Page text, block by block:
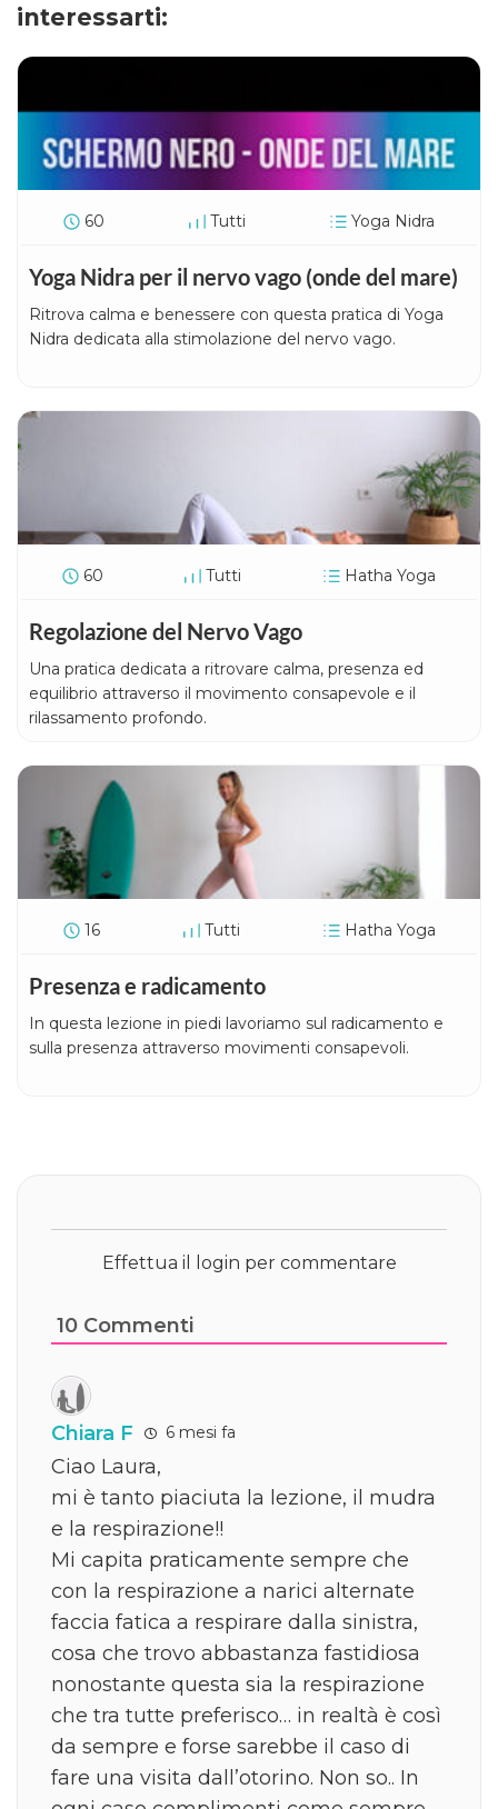
interessarti:
60 Tutti Yoga Nidra
Yoga Nidra per il nervo vago (onde del mare)
Ritrova calma e benessere con questa pratica di Yoga
Nidra dedicata alla stimolazione del nervo vago.
60 Tutti Hatha Yoga
Regolazione del Nervo Vago
Una pratica dedicata a ritrovare calma, presenza ed
equilibrio attraverso il movimento consapevole e il
rilassamento profondo.
16 Tutti Hatha Yoga
Presenza e radicamento
In questa lezione in piedi lavoriamo sul radicamento e
sulla presenza attraverso movimenti consapevoli.
Effettua il login per commentare
10 Commenti
Chiara F 6 mesi fa
Ciao Laura,
mi è tanto piaciuta la lezione, il mudra
e la respirazione!!
Mi capita praticamente sempre che
con la respirazione a narici alternate
faccia fatica a respirare dalla sinistra,
cosa che trovo abbastanza fastidiosa
nonostante questa sia la respirazione
che tra tutte preferisco… in realtà è così
da sempre e forse sarebbe il caso di
fare una visita dall’otorino. Non so.. In